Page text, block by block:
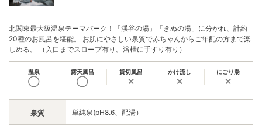
北関東最大級温泉テーマパーク！「渓谷の湯」「きぬの湯」に分かれ、計約
20種のお風呂を堪能。 お肌にやさしい泉質で赤ちゃんからご年配の方まで楽
しめる。 （入口までスロープ有り。浴槽に手すり有り）
温泉
◯
露天風呂
◯
貸切風呂
✕
かけ流し
✕
にごり湯
✕
泉質 単純泉(pH8.6、配湯）